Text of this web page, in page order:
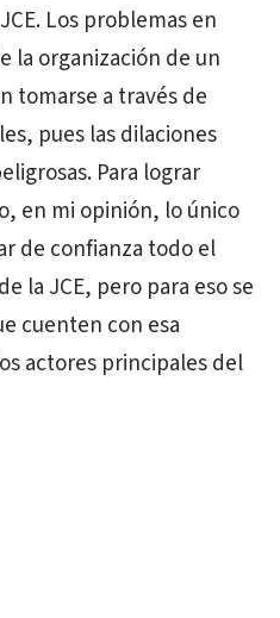
Los problemas en
la organización de un
tomarse a través de
pues las dilaciones
Para lograr
en mi opinión, lo único
de confianza todo el
la JCE, pero para eso se
cuenten con esa
actores principales del